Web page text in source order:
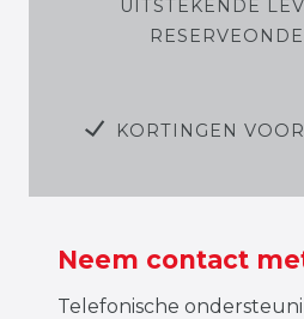
UITSTEKENDE
KORTINGEN
Neem contact
Telefonische